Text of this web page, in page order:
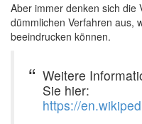
Aber immer denken sich die
dümmlichen Verfahren aus,
beeindrucken können.
Weitere
Sie hier:
https://